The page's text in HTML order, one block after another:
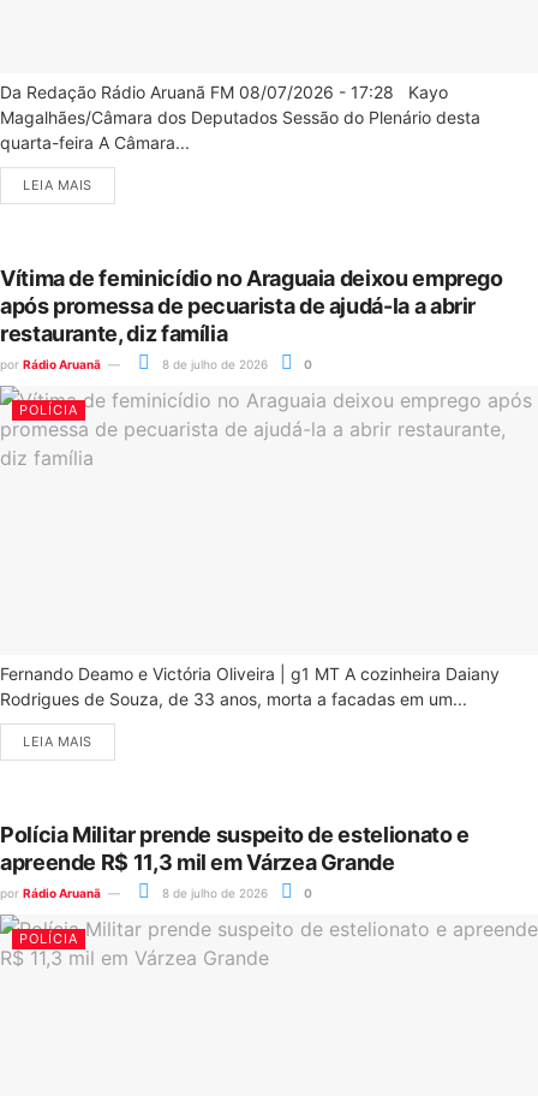
Da Redação Rádio Aruanã FM 08/07/2026 - 17:28 Kayo
Magalhães/Câmara dos Deputados Sessão do Plenário desta
quarta-feira A Câmara...
LEIA MAIS
Vítima de feminicídio no Araguaia deixou emprego
após promessa de pecuarista de ajudá-la a abrir
restaurante, diz família
por Rádio Aruanã 8 de julho de 2026 0
POLÍCIA
Fernando Deamo e Victória Oliveira | g1 MT A cozinheira Daiany
Rodrigues de Souza, de 33 anos, morta a facadas em um...
LEIA MAIS
Polícia Militar prende suspeito de estelionato e
apreende R$ 11,3 mil em Várzea Grande
por Rádio Aruanã 8 de julho de 2026 0
POLÍCIA